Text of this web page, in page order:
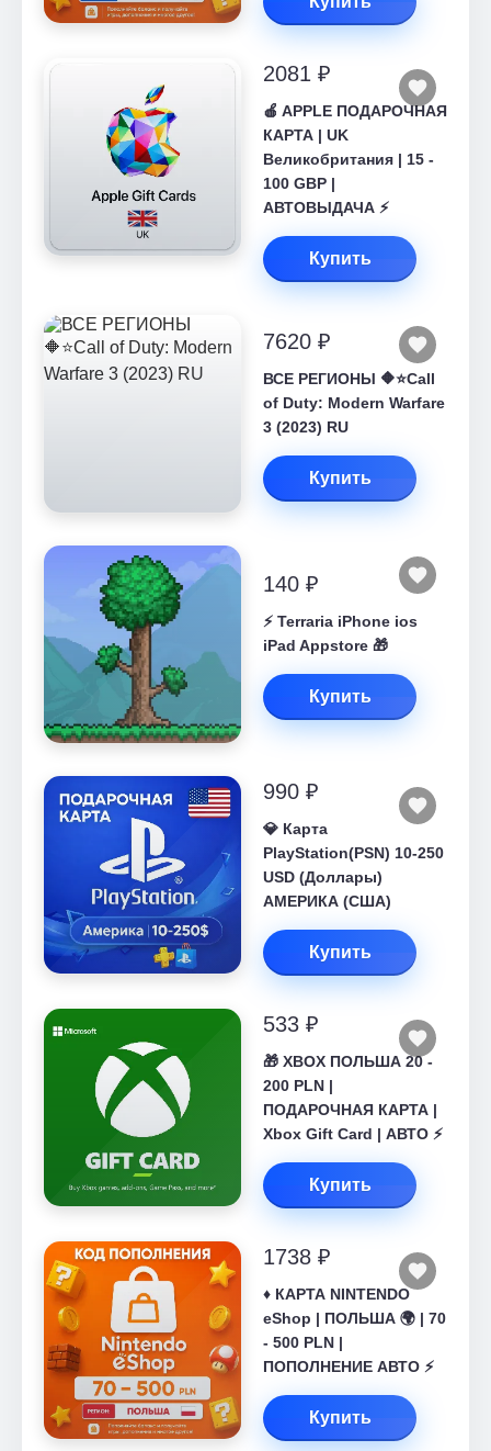
2081 ₽
🍎 APPLE ПОДАРОЧНАЯ
КАРТА | UK
Великобритания | 15 -
100 GBP |
АВТОВЫДАЧА ⚡️
Купить
7620 ₽
ВСЕ РЕГИОНЫ 🔶⭐Call
of Duty: Modern Warfare
3 (2023) RU
Купить
140 ₽
⚡️ Terraria iPhone ios
iPad Appstore 🎁
Купить
990 ₽
💎 Карта
PlayStation(PSN) 10-250
USD (Доллары)
АМЕРИКА (США)
Купить
533 ₽
🎁 XBOX ПОЛЬША 20 -
200 PLN |
ПОДАРОЧНАЯ КАРТА |
Xbox Gift Card | АВТО ⚡
Купить
1738 ₽
♦️ КАРТА NINTENDO
eShop | ПОЛЬША 🌍 | 70
- 500 PLN |
ПОПОЛНЕНИЕ АВТО ⚡
Купить